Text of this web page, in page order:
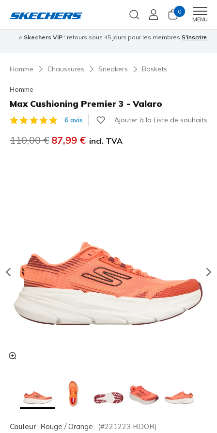
0
MENU
Skechers VIP :retours sous 45 jours pour les membresS'inscrire⭐
Homme Chaussures Sneakers Baskets
Homme
Max Cushioning Premier 3 - Valaro
Évaluation client 3,1 sur 5
6 avis Ajouter à la Liste de souhaits
Prix réduit de
110,00 € à
87,99 € incl. TVA
Couleur Rouge / Orange (#221223 RDOR)